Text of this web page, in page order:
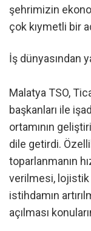
şehrimizin
çok kıymetli bir
İş dünyasından
Malatya TSO,
başkanları ile
ortamının
dile getirdi.
toparlanmanın
verilmesi, lojistik
istihdamın
açılması